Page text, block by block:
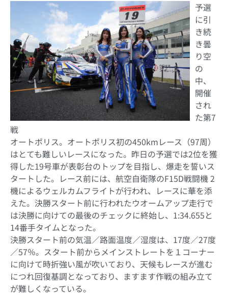
予選
に引
き続
き曇
り空
の
中、
開催
され
た第7
戦
オートポリス。オートポリス初の450kmレース（97周）
はとても難しいレースになった。昨日の予選では2位を獲
得した19号車が表彰台のトップを目指し、爆走を誓いス
タートした。レース前には、航空自衛隊のF15D戦闘機 2
機によるウェルカムフライトが行われ、レースに華を添
えた。決勝スタート前に行われたウオームアップ走行で
は決勝に向けての最後のチェックに終始し、1:34.655と
14番手タイムとなった。
決勝スタート前の気温／路面温度／湿度は、17度／27度
／57％。スタート前からメインストレートを１コーナー
に向けて時折強い風が吹いており、天候もレースが進む
につれ回復基調となっており、ますます作戦の組み立て
が難しくなっている。